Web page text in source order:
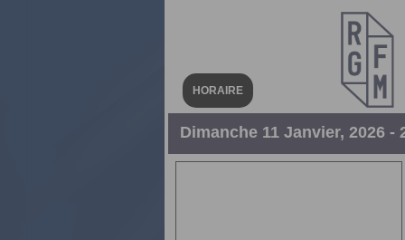
HORAIRE
Dimanche 11 Janvier, 2026 -